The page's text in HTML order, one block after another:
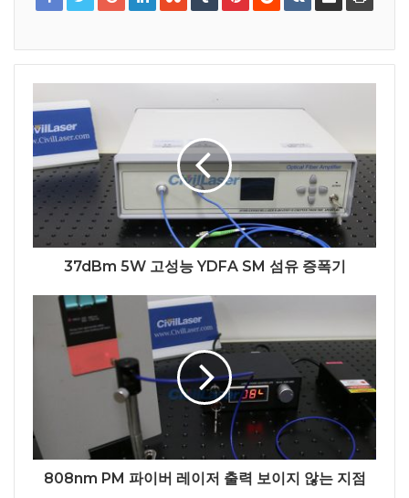
37dBm 5W 고성능 YDFA SM 섬유 증폭기
808nm PM 파이버 레이저 출력 보이지 않는 지점